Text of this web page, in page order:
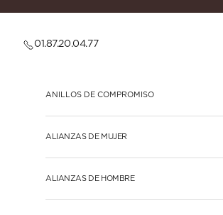
01.87.20.04.77
ANILLOS DE COMPROMISO
ALIANZAS DE MUJER
ALIANZAS DE HOMBRE